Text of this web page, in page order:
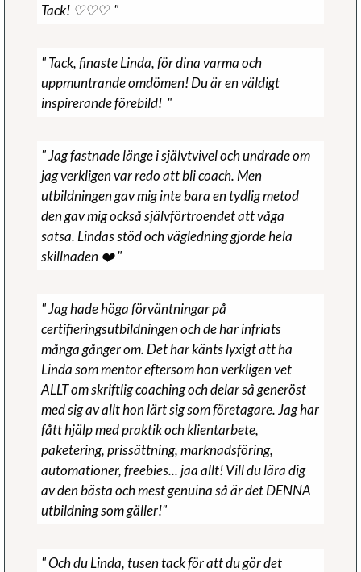
Tack! ♡♡♡ "
" Tack, finaste Linda, för dina varma och
uppmuntrande omdömen! Du är en väldigt
inspirerande förebild! "
" Jag fastnade länge i självtvivel och undrade om
jag verkligen var redo att bli coach. Men
utbildningen gav mig inte bara en tydlig metod
den gav mig också självförtroendet att våga
satsa. Lindas stöd och vägledning gjorde hela
skillnaden ❤️ "
" Jag hade höga förväntningar på
certifieringsutbildningen och de har infriats
många gånger om. Det har känts lyxigt att ha
Linda som mentor eftersom hon verkligen vet
ALLT om skriftlig coaching och delar så generöst
med sig av allt hon lärt sig som företagare. Jag har
fått hjälp med praktik och klientarbete,
paketering, prissättning, marknadsföring,
automationer, freebies... jaa allt! Vill du lära dig
av den bästa och mest genuina så är det DENNA
utbildning som gäller!"
" Och du Linda, tusen tack för att du gör det